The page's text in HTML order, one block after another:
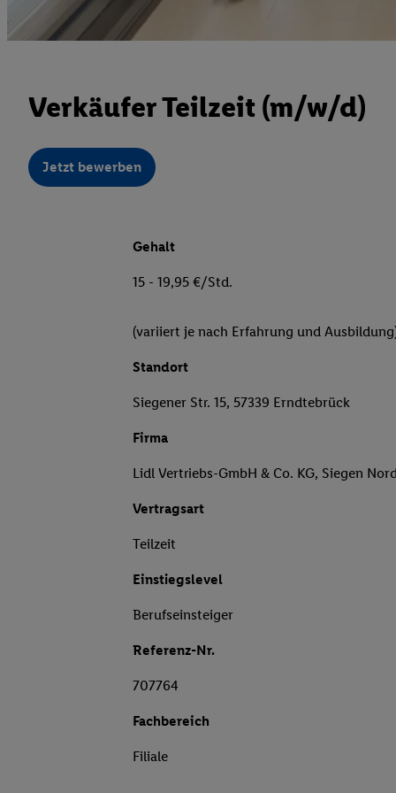
Verkäufer Teilzeit (m/w/d)
Jetzt bewerben
Gehalt
15 - 19,95 €/Std.
(variiert je nach Erfahrung und
Standort
Siegener Str. 15, 57339 Erndtebrück
Firma
Lidl Vertriebs-GmbH & Co. KG, Siegen
Vertragsart
Teilzeit
Einstiegslevel
Berufseinsteiger
Referenz-Nr.
707764
Fachbereich
Filiale